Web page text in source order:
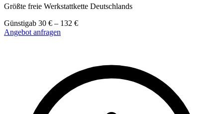
Größte freie Werkstattkette Deutschlands
Günstigab 30 € – 132 €
Angebot anfragen